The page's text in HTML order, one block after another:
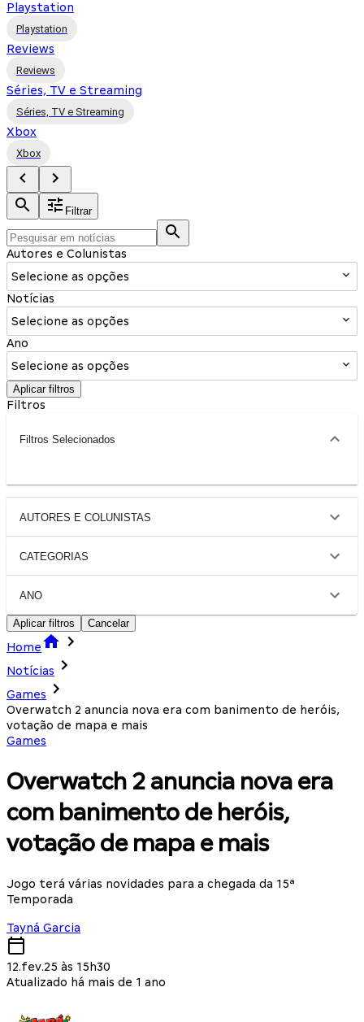
Playstation
Playstation
Reviews
Reviews
Séries, TV e Streaming
Séries, TV e Streaming
Xbox
Xbox
Filtrar
Autores e Colunistas
Selecione as opções
Notícias
Selecione as opções
Ano
Selecione as opções
Aplicar filtros
Filtros
Filtros Selecionados
AUTORES E COLUNISTAS
CATEGORIAS
ANO
Aplicar filtros Cancelar
Home
Notícias
Games
Overwatch 2 anuncia nova era com banimento de heróis,
votação de mapa e mais
Games
Overwatch 2 anuncia nova era
com banimento de heróis,
votação de mapa e mais
Jogo terá várias novidades para a chegada da 15ª
Temporada
Tayná Garcia
12.fev.25 às 15h30
Atualizado há mais de 1 ano